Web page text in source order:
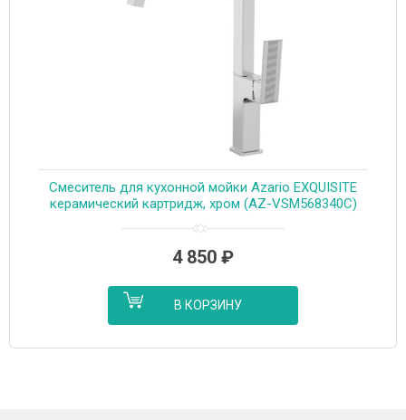
Смеситель для кухонной мойки Azario EXQUISITE
керамический картридж, хром (AZ-VSM568340C)
4 850 ₽
В КОРЗИНУ